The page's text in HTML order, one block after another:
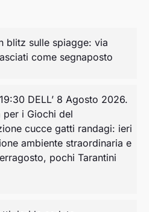
blitz sulle spiagge: via
come segnaposto
DELL’ 8 Agosto 2026.
i Giochi del
cucce gatti randagi: ieri
ambiente straordinaria e
pochi Tarantini